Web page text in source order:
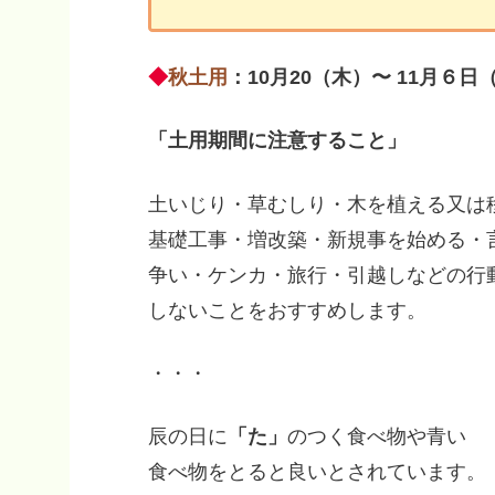
◆秋土用 ：10月20（木）〜 11月６日（
「土用期間に注意すること」
土いじり・草むしり・木を植える又は
基礎工事・増改築・新規事を始める・
争い・ケンカ・旅行・引越しなどの行
しないことをおすすめします。
・・・
辰の日に 「た」 のつく食べ物や青い
食べ物をとると良いとされています。